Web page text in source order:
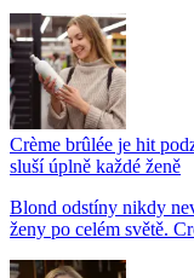
Crème brûlée je hit
sluší úplně každé ženě
Blond odstíny nikdy
ženy po celém světě.